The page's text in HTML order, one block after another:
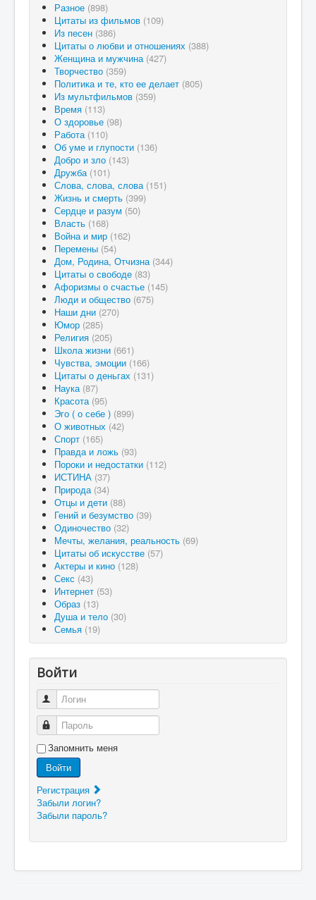
Разное (898)
Цитаты из фильмов (109)
Из песен (386)
Цитаты о любви и отношениях (388)
Женщина и мужчина (427)
Творчество (359)
Политика и те, кто ее делает (805)
Из мультфильмов (359)
Время (113)
О здоровье (98)
Работа (110)
Об уме и глупости (136)
Добро и зло (143)
Дружба (101)
Слова, слова, слова (151)
Жизнь и смерть (399)
Сердце и разум (50)
Власть (168)
Война и мир (162)
Перемены (54)
Дом, Родина, Отчизна (344)
Цитаты о свободе (83)
Афоризмы о счастье (145)
Люди и общество (675)
Наши дни (270)
Юмор (285)
Религия (205)
Школа жизни (661)
Чувства, эмоции (166)
Цитаты о деньгах (131)
Наука (87)
Красота (95)
Эго ( о себе ) (899)
О животных (42)
Спорт (165)
Правда и ложь (93)
Пороки и недостатки (112)
ИСТИНА (37)
Природа (34)
Отцы и дети (88)
Гений и безумство (39)
Одиночество (32)
Мечты, желания, реальность (69)
Цитаты об искусстве (57)
Актеры и кино (128)
Секс (43)
Интернет (53)
Образ (13)
Душа и тело (30)
Семья (19)
Войти
Логин
Пароль
Запомнить меня
Войти
Регистрация
Забыли логин?
Забыли пароль?